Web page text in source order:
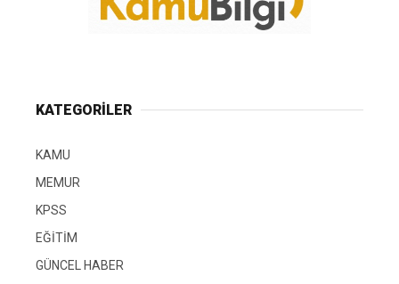
KATEGORİLER
KAMU
MEMUR
KPSS
EĞİTİM
GÜNCEL HABER